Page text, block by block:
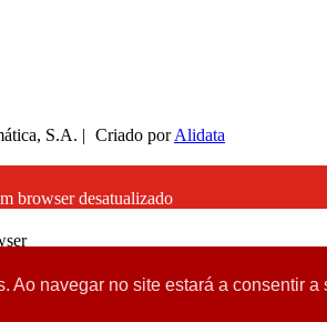
Ao navegar no site estará a consentir a
S.A. | Criado porAlidata
browser desatualizado